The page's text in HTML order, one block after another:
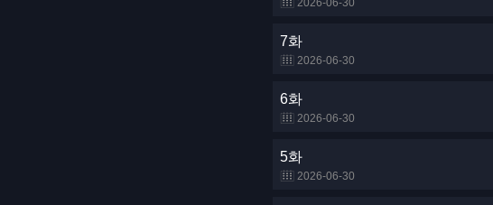
2026-06-30
7화
2026-06-30
6화
2026-06-30
5화
2026-06-30